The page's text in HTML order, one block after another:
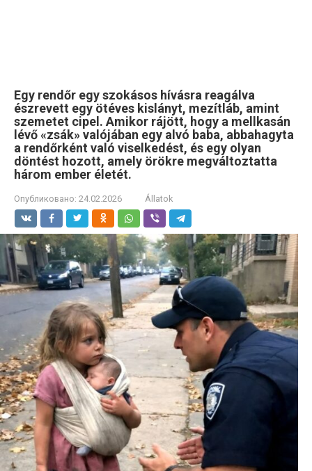
Egy rendőr egy szokásos hívásra reagálva
észrevett egy ötéves kislányt, mezítláb, amint
szemetet cipel. Amikor rájött, hogy a mellkasán
lévő «zsák» valójában egy alvó baba, abbahagyta
a rendőrként való viselkedést, és egy olyan
döntést hozott, amely örökre megváltoztatta
három ember életét.
Опубликовано: 24.02.2026 Állatok